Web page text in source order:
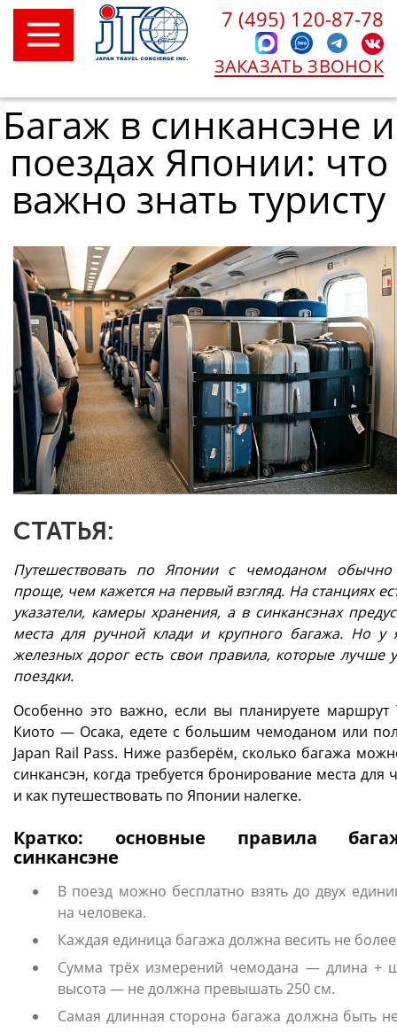
7 (495) 120-87-78
ЗАКАЗАТЬ ЗВОНОК
Багаж в синкансэне и
поездах Японии: что
важно знать туристу
СТАТЬЯ:
Путешествовать по Японии с чемоданом обычно
проще, чем кажется на первый взгляд. На станциях
указатели, камеры хранения, а в синкансэнах
места для ручной клади и крупного багажа. Но у
железных дорог есть свои правила, которые лучше
поездки.
Особенно это важно, если вы планируете
Киото — Осака, едете с большим чемоданом или
Japan Rail Pass. Ниже разберём, сколько багажа
синкансэн, когда требуется бронирование места для
и как путешествовать по Японии налегке.
Кратко: основные правила
синкансэне
В поезд можно бесплатно взять до двух
на человека.
Каждая единица багажа должна весить не более
Сумма трёх измерений чемодана — длина +
высота — не должна превышать 250 см.
Самая длинная сторона багажа должна быть